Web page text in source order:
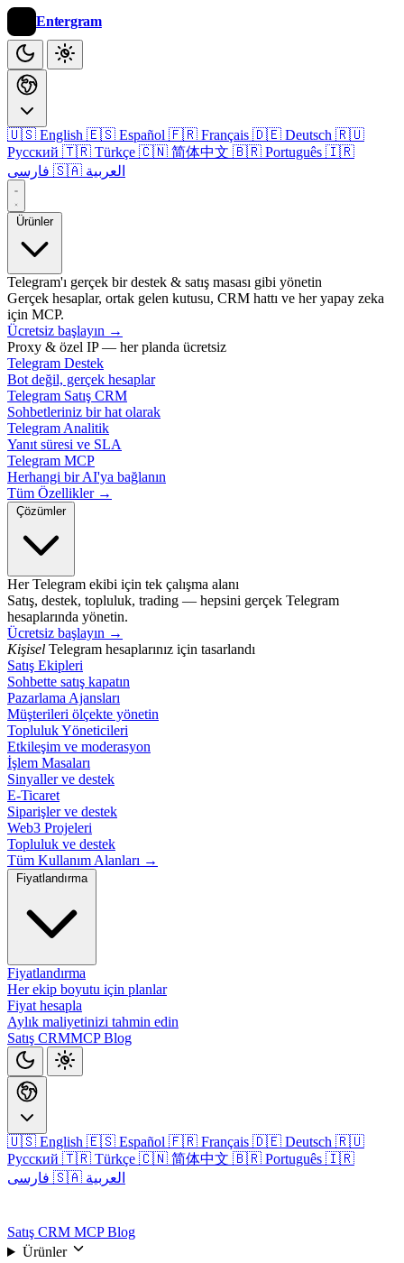
Entergram
🇺🇸 English 🇪🇸 Español 🇫🇷 Français 🇩🇪 Deutsch 🇷🇺
Русский 🇹🇷 Türkçe 🇨🇳 简体中文 🇧🇷 Português 🇮🇷
🇸🇦 العربية
Ürünler
Telegram'ı gerçek bir destek & satış masası gibi yönetin
Gerçek hesaplar, ortak gelen kutusu, CRM hattı ve her yapay zeka
için MCP.
Ücretsiz başlayın →
Proxy & özel IP — her planda ücretsiz
Telegram Destek
Bot değil, gerçek hesaplar
Telegram Satış CRM
Sohbetleriniz bir hat olarak
Telegram Analitik
Yanıt süresi ve SLA
Telegram MCP
Herhangi bir AI'ya bağlanın
Tüm Özellikler →
Çözümler
Her Telegram ekibi için tek çalışma alanı
Satış, destek, topluluk, trading — hepsini gerçek Telegram
hesaplarında yönetin.
Ücretsiz başlayın →
Kişisel Telegram hesaplarınız için tasarlandı
Satış Ekipleri
Sohbette satış kapatın
Pazarlama Ajansları
Müşterileri ölçekte yönetin
Topluluk Yöneticileri
Etkileşim ve moderasyon
İşlem Masaları
Sinyaller ve destek
E-Ticaret
Siparişler ve destek
Web3 Projeleri
Topluluk ve destek
Tüm Kullanım Alanları →
Fiyatlandırma
Fiyatlandırma
Her ekip boyutu için planlar
Fiyat hesapla
Aylık maliyetinizi tahmin edin
Satış CRMMCPBlog
🇺🇸 English 🇪🇸 Español 🇫🇷 Français 🇩🇪 Deutsch 🇷🇺
Русский 🇹🇷 Türkçe 🇨🇳 简体中文 🇧🇷 Português 🇮🇷
🇸🇦 العربية
Satış CRM MCPBlog
Ürünler